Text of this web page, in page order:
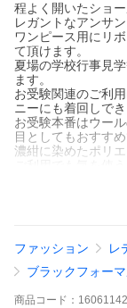
程よく開いたショ
レガントなアンサン
ワンピース用にリ
て頂けます。
夏場の学校行事見
ます。
お受験関連のご利
ニーにも着回しでき
お受験本番はウー
目としてもおすすめ
濃紺に染めたポリ
した素材を使用し
ディース 母親 母
紺 紺スーツ お受
マルスカート ブラ
ース 前開き 授乳
ファッション レ
ブラックフォー
商品 コード：